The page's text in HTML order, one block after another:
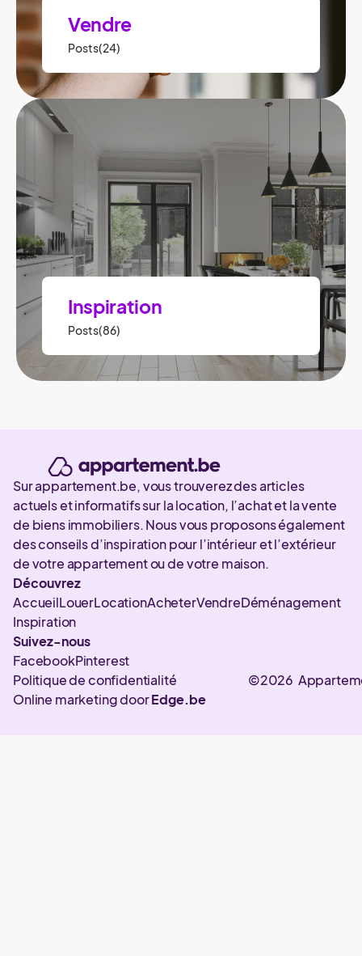
Vendre
Posts(24)
Inspiration
Posts(86)
Sur appartement.be, vous trouverez des articles
actuels et informatifs sur la location, l’achat et la vente
de biens immobiliers. Nous vous proposons également
des conseils d’inspiration pour l’intérieur et l’extérieur
de votre appartement ou de votre maison.
Découvrez
AccueilLouerLocationAcheterVendreDéménagement
Inspiration
Suivez-nous
FacebookPinterest
©2026
Politique de confidentialité
Online marketing doorEdge.be